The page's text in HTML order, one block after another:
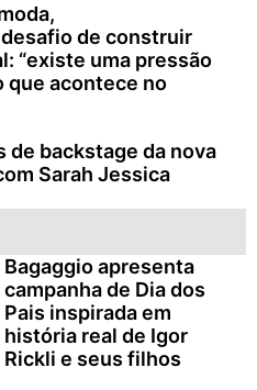
de construir
“existe uma pressão
que acontece no
backstage da nova
Sarah Jessica
Bagaggio apresenta
campanha de Dia dos
Pais inspirada em
história real de Igor
Rickli e seus filhos